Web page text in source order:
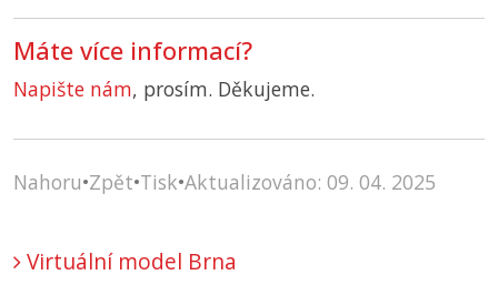
Máte více informací?
Napište nám, prosím. Děkujeme.
Nahoru•Zpět•Tisk•Aktualizováno: 09. 04. 2025
Virtuální model Brna